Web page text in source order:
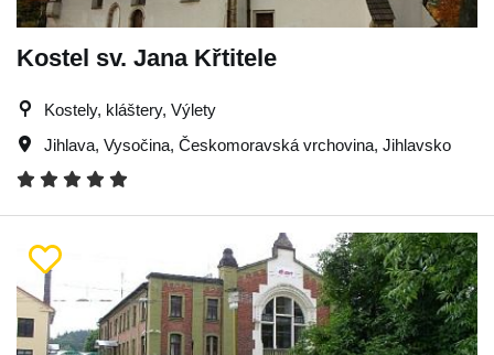
Kostel sv. Jana Křtitele
Kostely, kláštery, Výlety
Jihlava, Vysočina, Českomoravská vrchovina, Jihlavsko